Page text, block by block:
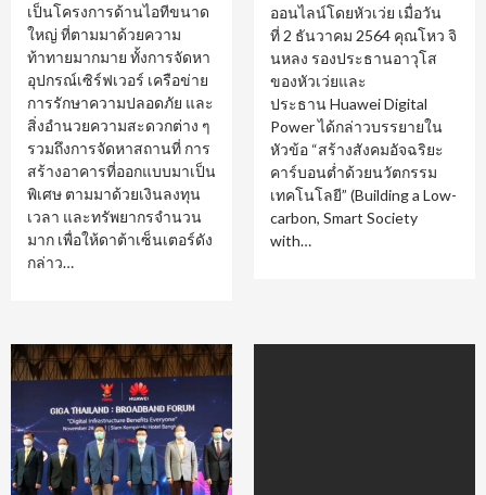
เป็นโครงการด้านไอทีขนาด
ใหญ่ ที่ตามมาด้วยความ
ท้าทายมากมาย ทั้งการจัดหา
อุปกรณ์เซิร์ฟเวอร์ เครือข่าย
การรักษาความปลอดภัย และ
สิ่งอำนวยความสะดวกต่าง ๆ
รวมถึงการจัดหาสถานที่ การ
สร้างอาคารที่ออกแบบมาเป็น
พิเศษ ตามมาด้วยเงินลงทุน
เวลา และทรัพยากรจำนวน
มาก เพื่อให้ดาต้าเซ็นเตอร์ดัง
กล่าว…
ออนไลน์โดยหัวเว่ย เมื่อวัน
ที่ 2 ธันวาคม 2564 คุณโหว จิ
นหลง รองประธานอาวุโส
ของหัวเว่ยและ
ประธาน Huawei Digital
Power ได้กล่าวบรรยายใน
หัวข้อ “สร้างสังคมอัจฉริยะ
คาร์บอนต่ำด้วยนวัตกรรม
เทคโนโลยี” (Building a Low-
carbon, Smart Society
with…